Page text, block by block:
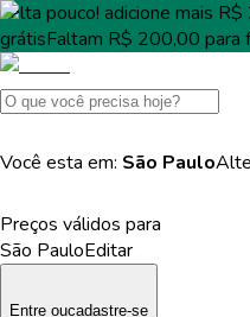
Falta pouco! adicione mais R$
grátisFaltam R$ 200,00 para
Você esta em: São Paulo
Preços válidos para
São PauloEditar
Entre oucadastre-se